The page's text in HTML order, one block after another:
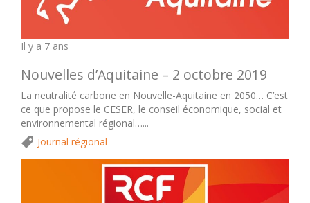
Il y a 7 ans
Nouvelles d’Aquitaine – 2 octobre 2019
La neutralité carbone en Nouvelle-Aquitaine en 2050… C’est
ce que propose le CESER, le conseil économique, social et
environnemental régional…...
Journal régional